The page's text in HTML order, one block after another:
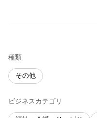
種類
その他
ビジネスカテゴリ